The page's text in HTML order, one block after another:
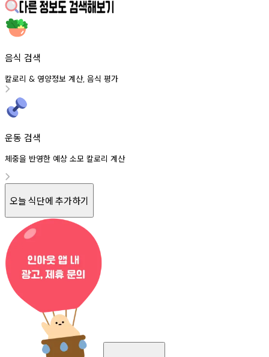
음식 검색
칼로리 & 영양정보 계산, 음식 평가
운동 검색
체중을 반영한 예상 소모 칼로리 계산
오늘 식단에 추가하기